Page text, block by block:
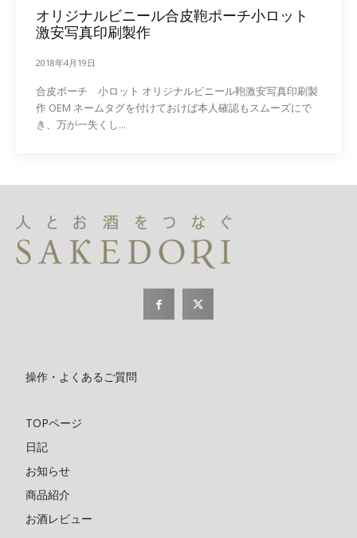
オリジナルビニール合皮鞄ポーチ小ロット
激安写真印刷製作
2018年4月19日
合皮ポーチ 小ロット オリジナルビニール鞄激安写真印刷製
作 OEM ネームタグを付けておけば本人確認もスムーズにで
き、万が一失くし...
操作・よくあるご質問
TOPページ
日記
お知らせ
商品紹介
お酒レビュー